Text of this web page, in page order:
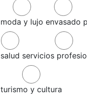
moda y lujo envasado
salud servicios
turismo y cultura